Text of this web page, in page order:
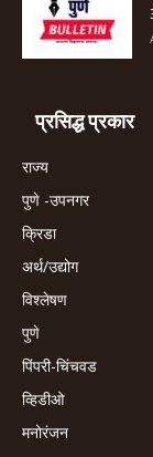
प्रसिद्ध प्रकार
राज्य
पुणे -उपनगर
क्रिडा
अर्थ/उद्योग
विश्लेषण
पुणे
पिंपरी-चिंचवड
व्हिडीओ
मनोरंजन